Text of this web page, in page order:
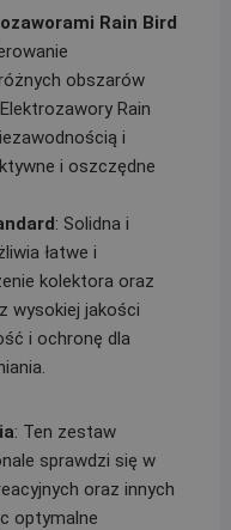
Rain Bird
obszarów
Rain
i
i oszczędne
: Solidna i
łatwe i
kolektora oraz
wysokiej jakości
i ochronę dla
: Ten zestaw
sprawdzi się w
oraz innych
optymalne